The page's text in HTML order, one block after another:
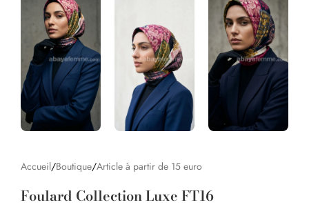
Accueil/Boutique/Article à partir de 15 euro
Foulard Collection Luxe FT16